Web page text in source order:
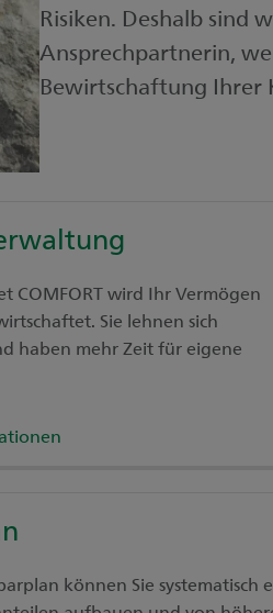
Risiken. Deshalb sind
Ansprechpartnerin,
Bewirtschaftung Ihrer
COMFORT wird Ihr Vermögen
Sie lehnen sich
haben mehr Zeit für eigene
können Sie systematisch